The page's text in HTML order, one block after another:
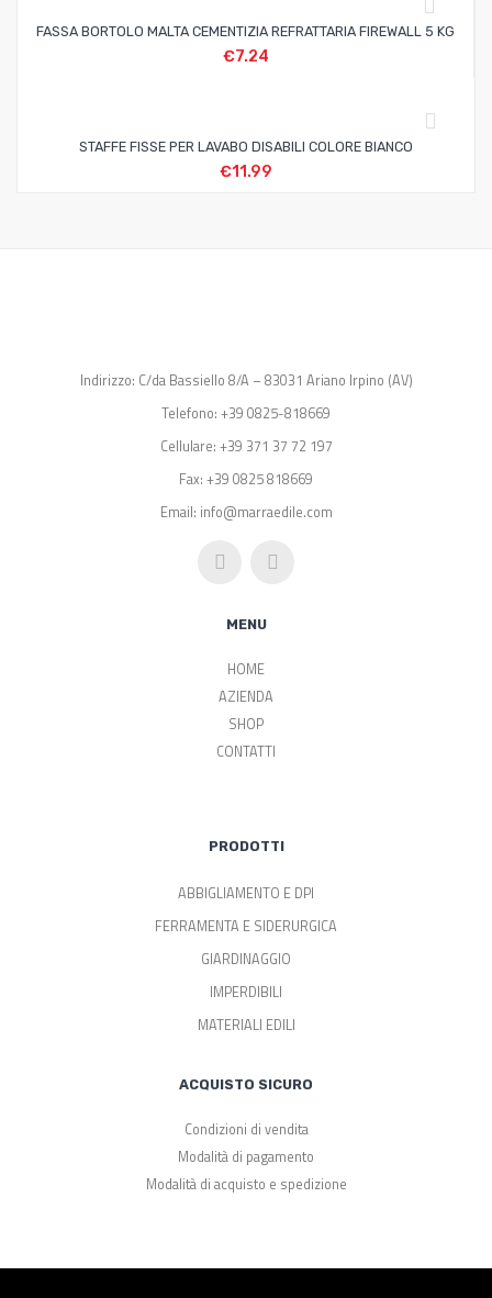
FASSA BORTOLO MALTA CEMENTIZIA REFRATTARIA FIREWALL 5 KG
€7.24
STAFFE FISSE PER LAVABO DISABILI COLORE BIANCO
€11.99
Indirizzo: C/da Bassiello 8/A – 83031 Ariano Irpino (AV)
Telefono: +39 0825-818669
Cellulare: +39 371 37 72 197
Fax: +39 0825 818669
Email: info@marraedile.com
MENU
HOME
AZIENDA
SHOP
CONTATTI
PRODOTTI
ABBIGLIAMENTO E DPI
FERRAMENTA E SIDERURGICA
GIARDINAGGIO
IMPERDIBILI
MATERIALI EDILI
ACQUISTO SICURO
Condizioni di vendita
Modalità di pagamento
Modalità di acquisto e spedizione